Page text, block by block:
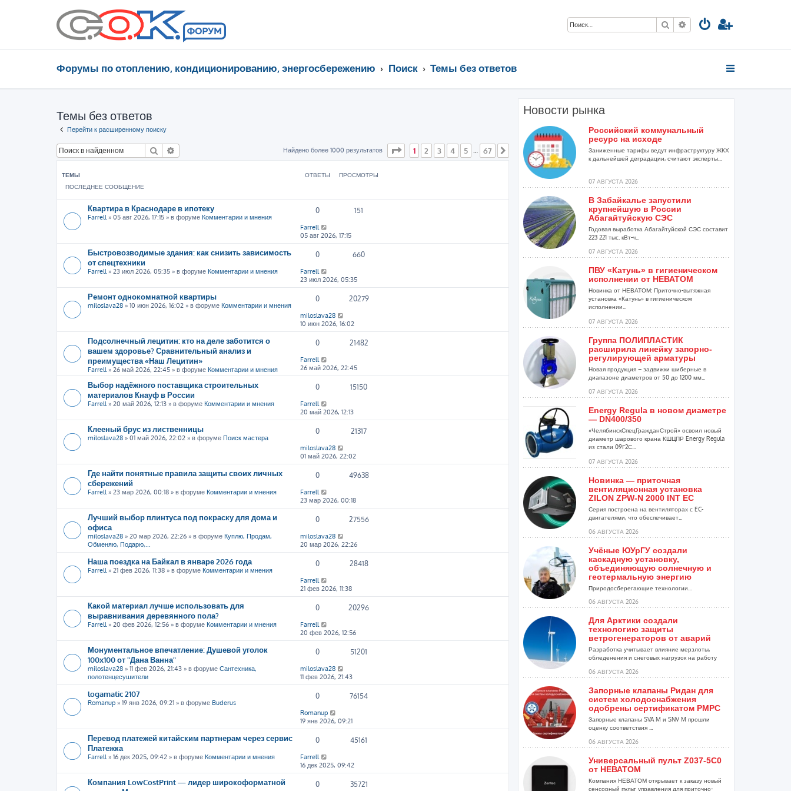
Поиск Расширенный поиск
Форумы по отоплению, кондиционированию, энергосбережению Поиск Темы без ответов
Темы без ответов
Перейти к расширенному поиску
Поиск Найдено более 1000 результатов Страница из 67
1 2 3 4 5 67 След.
ТЕМЫ ОТВЕТЫ
ПРОСМОТРЫ
ПОСЛЕДНЕЕ СООБЩЕНИЕ
Квартира в Краснодаре в ипотеку
Farrell » 05 авг 2026, 17:15 » в форуме Комментарии и мнения
0 151
Farrell
05 авг 2026, 17:15
Быстровозводимые здания: как снизить зависимость
от спецтехники
Farrell » 23 июл 2026, 05:35 » в форуме Комментарии и мнения
0 660
Farrell
23 июл 2026, 05:35
Ремонт однокомнатной квартиры
miloslava28 » 10 июн 2026, 16:02 » в форуме Комментарии и мнения
0 20279
miloslava28
10 июн 2026, 16:02
Подсолнечный лецитин: кто на деле заботится о
вашем здоровье? Сравнительный анализ и
преимущества «Наш Лецитин»
Farrell » 26 май 2026, 22:45 » в форуме Комментарии и мнения
0 21482
Farrell
26 май 2026, 22:45
Выбор надёжного поставщика строительных
материалов Кнауф в России
Farrell » 20 май 2026, 12:13 » в форуме Комментарии и мнения
0 15150
Farrell
20 май 2026, 12:13
Клееный брус из лиственницы
miloslava28 » 01 май 2026, 22:02 » в форуме Поиск мастера
0 21317
miloslava28
01 май 2026, 22:02
Где найти понятные правила защиты своих личных
сбережений
Farrell » 23 мар 2026, 00:18 » в форуме Комментарии и мнения
0 49638
Farrell
23 мар 2026, 00:18
Лучший выбор плинтуса под покраску для дома и
офиса
miloslava28 » 20 мар 2026, 22:26 » в форуме Куплю, Продам,
Обменяю, Подарю,...
0 27556
miloslava28
20 мар 2026, 22:26
Наша поездка на Байкал в январе 2026 года
Farrell » 21 фев 2026, 11:38 » в форуме Комментарии и мнения
0 28418
Farrell
21 фев 2026, 11:38
Какой материал лучше использовать для
выравнивания деревянного пола?
Farrell » 20 фев 2026, 12:56 » в форуме Комментарии и мнения
0 20296
Farrell
20 фев 2026, 12:56
Монументальное впечатление: Душевой уголок
100х100 от "Дана Ванна"
miloslava28 » 11 фев 2026, 21:43 » в форуме Сантехника,
полотенцесушители
0 51201
miloslava28
11 фев 2026, 21:43
logamatic 2107
Romanup » 19 янв 2026, 09:21 » в форуме Buderus
0 76154
Romanup
19 янв 2026, 09:21
Перевод платежей китайским партнерам через сервис
Платежка
Farrell » 16 дек 2025, 09:42 » в форуме Комментарии и мнения
0 45161
Farrell
16 дек 2025, 09:42
Компания LowCostPrint — лидер широкоформатной
0 35721
Новости рынка
Российский коммунальный
ресурс на исходе
Заниженные тарифы ведут инфраструктуру ЖКХ
к дальнейшей деградации, считают эксперты...
07 АВГУСТА 2026
В Забайкалье запустили
крупнейшую в России
Абагайтуйскую СЭС
Годовая выработка Абагайтуйской СЭС составит
223 221 тыс. кВт-ч...
07 АВГУСТА 2026
ПВУ «Катунь» в гигиеническом
исполнении от НЕВАТОМ
Новинка от НЕВАТОМ: Приточно-вытяжная
установка «Катунь» в гигиеническом
исполнении...
07 АВГУСТА 2026
Группа ПОЛИПЛАСТИК
расширила линейку запорно-
регулирующей арматуры
Новая продукция – задвижки шиберные в
диапазоне диаметров от 50 до 1200 мм...
07 АВГУСТА 2026
Energy Regula в новом диаметре
— DN400/350
«ЧелябинскСпецГражданСтрой» освоил новый
диаметр шарового крана КШЦПР Energy Regula
из стали 09Г2С...
07 АВГУСТА 2026
Новинка — приточная
вентиляционная установка
ZILON ZPW-N 2000 INT EC
Серия построена на вентиляторах с EC-
двигателями, что обеспечивает...
06 АВГУСТА 2026
Учёные ЮУрГУ создали
каскадную установку,
объединяющую солнечную и
геотермальную энергию
Природосберегающие технологии...
06 АВГУСТА 2026
Для Арктики создали
технологию защиты
ветрогенераторов от аварий
Разработка учитывает влияние мерзлоты,
обледенения и снеговых нагрузок на работу
06 АВГУСТА 2026
Запорные клапаны Ридан для
систем холодоснабжения
одобрены сертификатом РМРС
Запорные клапаны SVA M и SNV M прошли
оценку соответствия ...
06 АВГУСТА 2026
Универсальный пульт Z037-5C0
от НЕВАТОМ
Компания НЕВАТОМ открывает к заказу новый
сенсорный пульт управления для приточно-